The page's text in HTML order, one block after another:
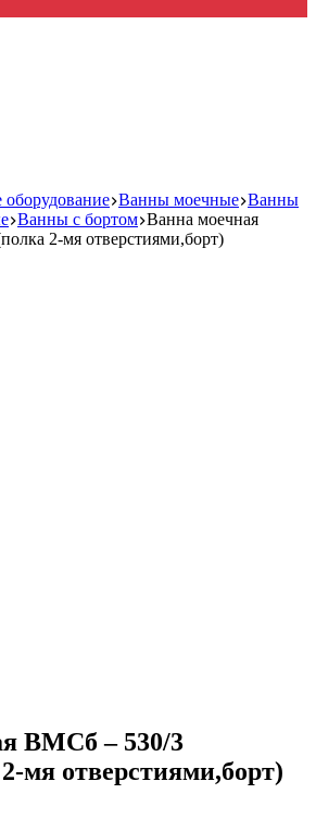
оборудование Ванны моечные Ванны
Ванны с бортом Ванна моечная
2-мя отверстиями,борт)
ВМСб – 530/3
мя отверстиями,борт)